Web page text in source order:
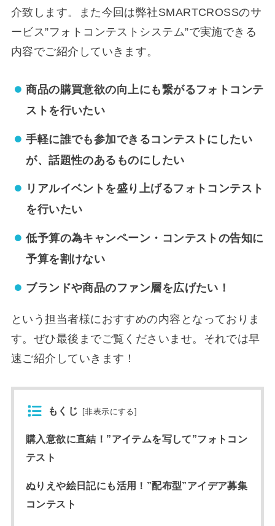
介致します。また今回は弊社SMARTCROSSのサ
ービス”フォトコンテストシステム”で実施できる
内容でご紹介していきます。
商品の購買意欲の向上にも繋がるフォトコンテ
ストを行いたい
手軽に誰でも参加できるコンテストにしたい
が、話題性のあるものにしたい
リアルイベントを盛り上げるフォトコンテスト
を行いたい
低予算の為キャンペーン・コンテストの告知に
予算を割けない
ブランドや商品のファン層を広げたい！
という担当者様におすすめの内容となっておりま
す。ぜひ最後までご覧くださいませ。それでは早
速ご紹介していきます！
もくじ [非表示にする]
購入意欲に直結！”アイテムを写して”フォトコン
テスト
ぬりえや絵日記にも活用！”配布型”アイデア募集
コンテスト